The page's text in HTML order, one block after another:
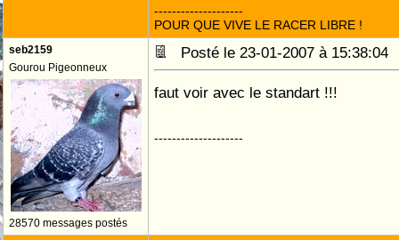
--------------------
POUR QUE VIVE LE RACER LIBRE !
seb2159
Gourou Pigeonneux
28570 messages postés
Posté le 23-01-2007 à
faut voir avec le standart !!!
--------------------